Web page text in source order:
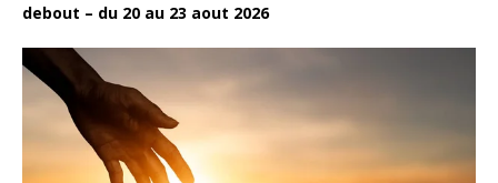
debout – du 20 au 23 aout 2026